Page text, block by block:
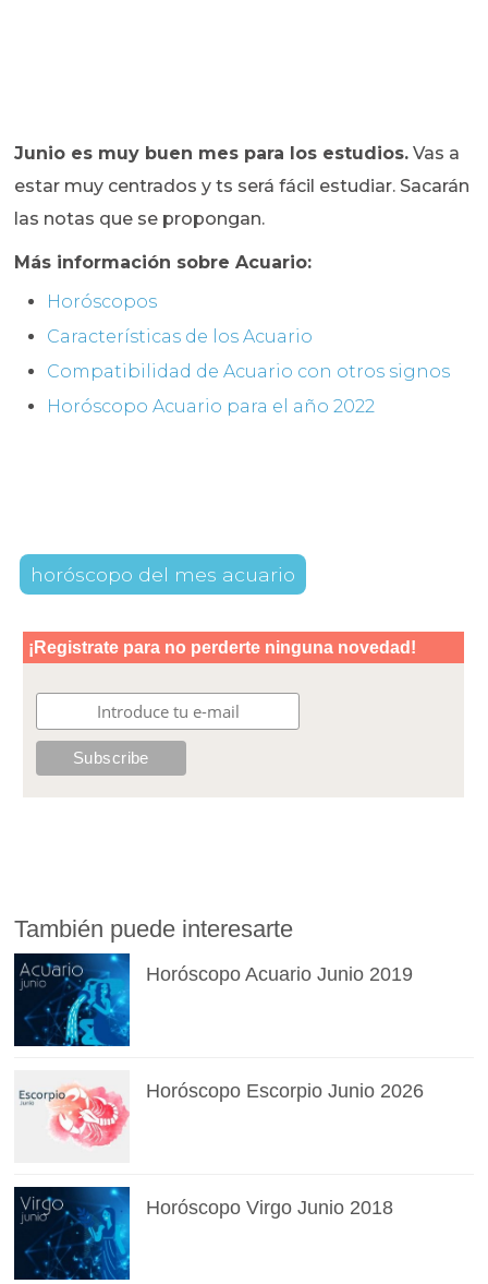
Junio es muy buen mes para los estudios. Vas a
estar muy centrados y ts será fácil estudiar. Sacarán
las notas que se propongan.
Más información sobre Acuario:
Horóscopos
Características de los Acuario
Compatibilidad de Acuario con otros signos
Horóscopo Acuario para el año 2022
horóscopo del mes acuario
También puede interesarte
Horóscopo Acuario Junio 2019
Horóscopo Escorpio Junio 2026
Horóscopo Virgo Junio 2018